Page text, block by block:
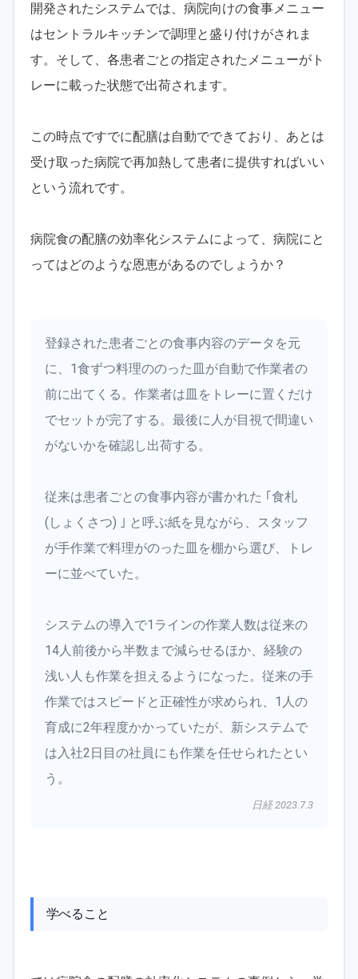
開発されたシステムでは、病院向けの食事メニュー
はセントラルキッチンで調理と盛り付けがされま
す。そして、各患者ごとの指定されたメニューがト
レーに載った状態で出荷されます。
この時点ですでに配膳は自動でできており、あとは
受け取った病院で再加熱して患者に提供すればいい
という流れです。
病院食の配膳の効率化システムによって、病院にと
ってはどのような恩恵があるのでしょうか？
登録された患者ごとの食事内容のデータを元
に、1食ずつ料理ののった皿が自動で作業者の
前に出てくる。作業者は皿をトレーに置くだけ
でセットが完了する。最後に人が目視で間違い
がないかを確認し出荷する。
従来は患者ごとの食事内容が書かれた ｢食札
(しょくさつ) ｣ と呼ぶ紙を見ながら、スタッフ
が手作業で料理がのった皿を棚から選び、トレ
ーに並べていた。
システムの導入で1ラインの作業人数は従来の
14人前後から半数まで減らせるほか、経験の
浅い人も作業を担えるようになった。従来の手
作業ではスピードと正確性が求められ、1人の
育成に2年程度かかっていたが、新システムで
は入社2日目の社員にも作業を任せられたとい
う。
日経 2023.7.3
学べること